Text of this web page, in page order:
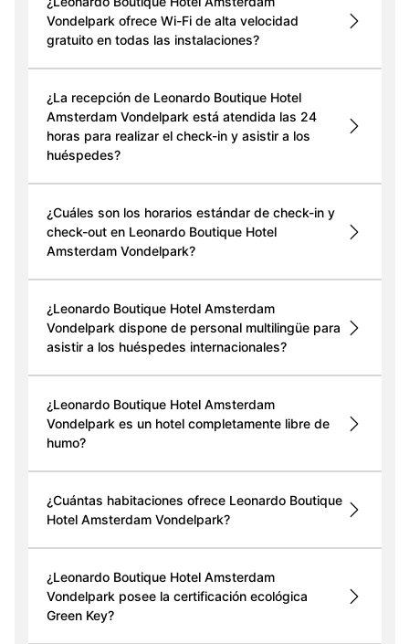
Vondelpark ofrece Wi-Fi de alta velocidad
gratuito en todas las instalaciones?
¿La recepción de Leonardo Boutique Hotel
Amsterdam Vondelpark está atendida las 24
horas para realizar el check-in y asistir a los
huéspedes?
¿Cuáles son los horarios estándar de check-in y
check-out en Leonardo Boutique Hotel
Amsterdam Vondelpark?
¿Leonardo Boutique Hotel Amsterdam
Vondelpark dispone de personal multilingüe para
asistir a los huéspedes internacionales?
¿Leonardo Boutique Hotel Amsterdam
Vondelpark es un hotel completamente libre de
humo?
¿Cuántas habitaciones ofrece Leonardo Boutique
Hotel Amsterdam Vondelpark?
¿Leonardo Boutique Hotel Amsterdam
Vondelpark posee la certificación ecológica
Green Key?